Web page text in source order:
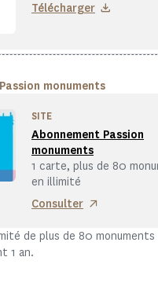
Télécharger
monuments
Abonnement Passion
monuments
SITE
1 carte, plus de 80
en illimité
Consulter
de plus de 80
1 an.